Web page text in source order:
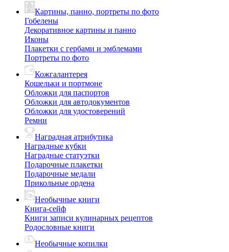
Картины, панно, портреты по фото
Гобелены
Декоративное картины и панно
Иконы
Плакетки с гербами и эмблемами
Портреты по фото
Кожгалантерея
Кошельки и портмоне
Обложки для паспортов
Обложки для автодокументов
Обложки для удостоверений
Ремни
Наградная атрибутика
Наградные кубки
Наградные статуэтки
Подарочные плакетки
Подарочные медали
Прикольные ордена
Необычные книги
Книга-сейф
Книги записи кулинарных рецептов
Родословные книги
Необычные копилки